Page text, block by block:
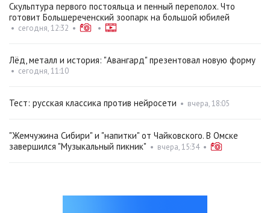
Скульптура первого постояльца и пенный переполох. Что
готовит Большереченский зоопарк на большой юбилей
• сегодня, 12:32 • •
Лёд, металл и история: "Авангард" презентовал новую форму
• сегодня, 11:10
Тест: русская классика против нейросети • вчера, 18:05
"Жемчужина Сибири" и "напитки" от Чайковского. В Омске
завершился "Музыкальный пикник" • вчера, 15:34•